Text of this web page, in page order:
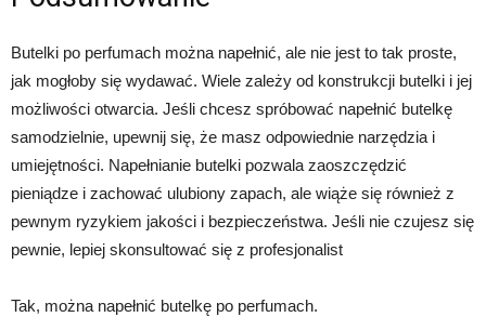
Butelki po perfumach można napełnić, ale nie jest to tak proste,
jak mogłoby się wydawać. Wiele zależy od konstrukcji butelki i jej
możliwości otwarcia. Jeśli chcesz spróbować napełnić butelkę
samodzielnie, upewnij się, że masz odpowiednie narzędzia i
umiejętności. Napełnianie butelki pozwala zaoszczędzić
pieniądze i zachować ulubiony zapach, ale wiąże się również z
pewnym ryzykiem jakości i bezpieczeństwa. Jeśli nie czujesz się
pewnie, lepiej skonsultować się z profesjonalist
Tak, można napełnić butelkę po perfumach.